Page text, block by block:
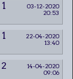
1
03-12-2020
20:53
1
22-04-2020
13:40
2
14-04-2020
09:06